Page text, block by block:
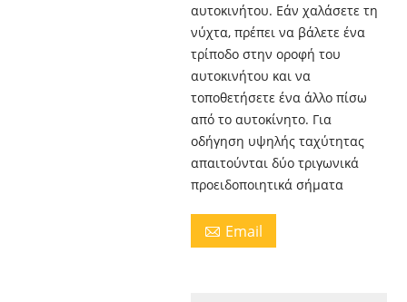
αυτοκινήτου. Εάν χαλάσετε τη
νύχτα, πρέπει να βάλετε ένα
τρίποδο στην οροφή του
αυτοκινήτου και να
τοποθετήσετε ένα άλλο πίσω
από το αυτοκίνητο. Για
οδήγηση υψηλής ταχύτητας
απαιτούνται δύο τριγωνικά
προειδοποιητικά σήματα
 Email